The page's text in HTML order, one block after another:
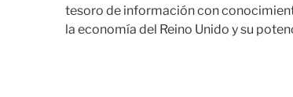
tesoro de información con
la economía del Reino Unido y su